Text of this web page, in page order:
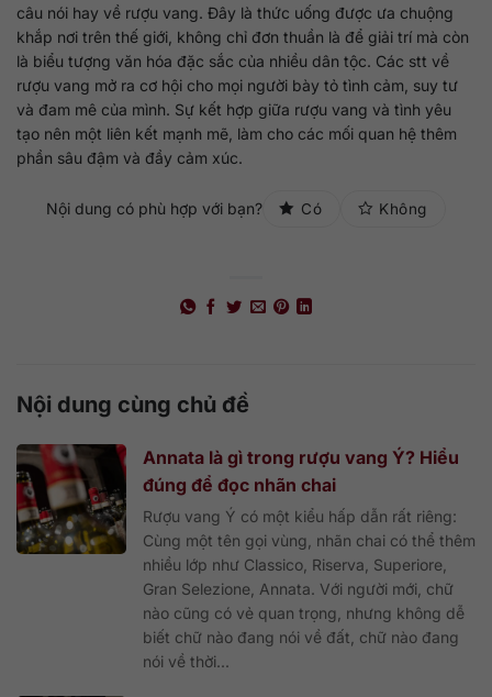
câu nói hay về rượu vang. Đây là thức uống được ưa chuộng
khắp nơi trên thế giới, không chỉ đơn thuần là để giải trí mà còn
là biểu tượng văn hóa đặc sắc của nhiều dân tộc. Các stt về
rượu vang mở ra cơ hội cho mọi người bày tỏ tình cảm, suy tư
và đam mê của mình. Sự kết hợp giữa rượu vang và tình yêu
tạo nên một liên kết mạnh mẽ, làm cho các mối quan hệ thêm
phần sâu đậm và đầy cảm xúc.
Nội dung có phù hợp với bạn? Có Không
Nội dung cùng chủ đề
Annata là gì trong rượu vang Ý? Hiểu
đúng để đọc nhãn chai
Rượu vang Ý có một kiểu hấp dẫn rất riêng:
Cùng một tên gọi vùng, nhãn chai có thể thêm
nhiều lớp như Classico, Riserva, Superiore,
Gran Selezione, Annata. Với người mới, chữ
nào cũng có vẻ quan trọng, nhưng không dễ
biết chữ nào đang nói về đất, chữ nào đang
nói về thời...